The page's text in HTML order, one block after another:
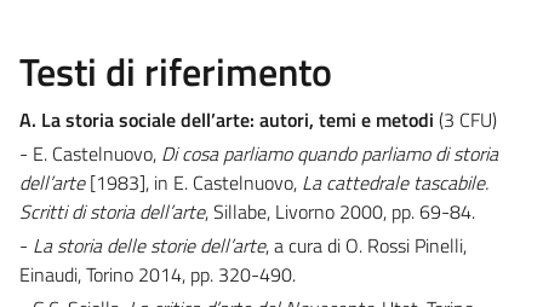
Testi di riferimento
A. La storia sociale dell’arte: autori, temi e metodi (3 CFU)
- E. Castelnuovo, Di cosa parliamo quando parliamo di storia
dell’arte[1983], in E. Castelnuovo, La cattedrale tascabile.
Scritti di storia dell’arte, Sillabe, Livorno 2000, pp. 69-84.
- La storia delle storie dell’arte, a cura di O. Rossi Pinelli,
Einaudi, Torino 2014, pp. 320-490.